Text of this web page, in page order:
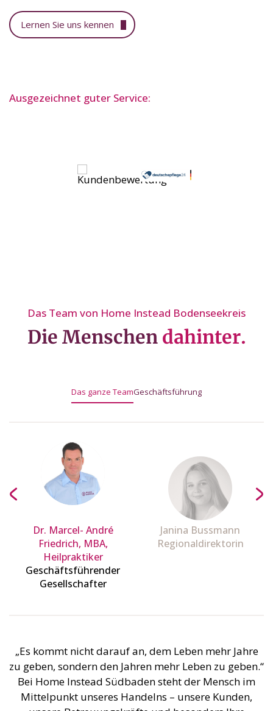
Lernen Sie uns kennen
Ausgezeichnet guter Service:
Das Team von Home Instead Bodenseekreis
Die Menschen dahinter.
Das ganze Team Geschäftsführung
Dr. Marcel- André
Friedrich, MBA,
Heilpraktiker
Geschäftsführender
Gesellschafter
Janina Bussmann
Regionaldirektorin
„Es kommt nicht darauf an, dem Leben mehr Jahre
zu geben, sondern den Jahren mehr Leben zu geben.“
Bei Home Instead Südbaden steht der Mensch im
Mittelpunkt unseres Handelns – unsere Kunden,
unsere Betreuungskräfte und besonders Ihre